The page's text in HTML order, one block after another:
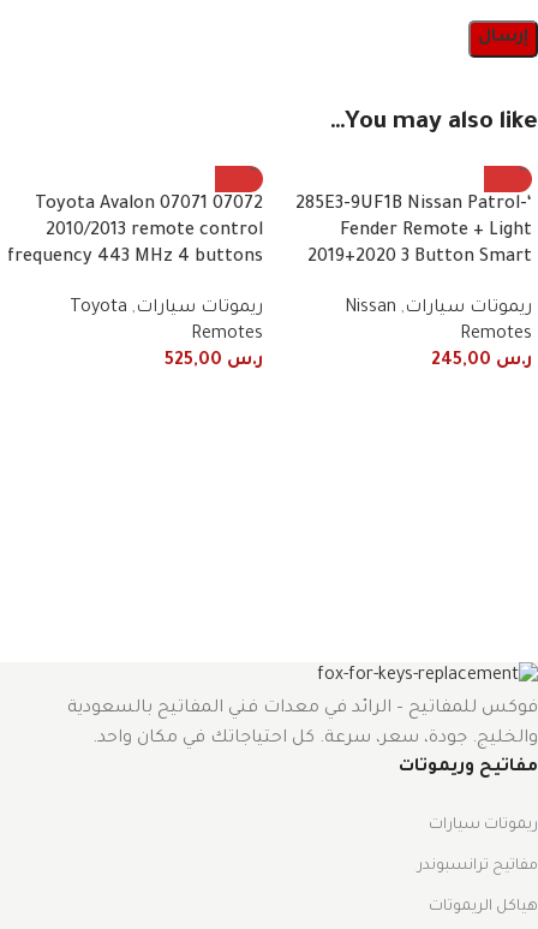
You may also like…
‘-285E3-9UF1B Nissan Patrol
Fender Remote + Light
2019+2020 3 Button Smart
ريموتات سيارات,
Nissan
Remotes
ر.س
07072 07071 Toyota Avalon
2010/2013 remote control
frequency 443 MHz 4 buttons
ريموتات سيارات,
Toyota
Remotes
ر.س
فوكس للمفاتيح – الرائد في معدات فني المفاتيح بالسعودية
والخليج. جودة، سعر، سرعة. كل احتياجاتك في مكان واحد.
مفاتيح وريموتات
ريموتات سيارات
مفاتيح ترانسبوندر
هياكل الريموتات